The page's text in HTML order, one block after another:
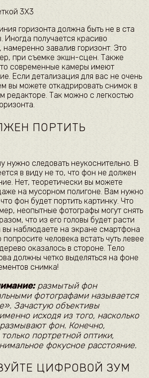
3X3
горизонта должна быть не в ста
Иногда получается красиво
намеренно завалив горизонт. Это
при съемке экшн-сцен. Также
современные камеры имеют
Если детализация для вас не очень
вы можете откадрировать снимок в
редакторе. Так можно с легкостью
ПОРТИТЬ
нужно следовать неукоснительно. В
в виду не то, что фон не должен
Нет, теоретически вы можете
на мусорном полигоне. Вам нужно
фон будет портить картинку. Что
неопытные фотографы могут снять
что из его головы будет расти
вы наблюдаете на экране смартфона
человека встать чуть левее
оказалось в стороне. Тело
должны четко выделяться на фоне
снимка!
размытый фон
фотографами называется
Зачастую объективы
исходя из того, насколько
фон. Конечно,
только портретной оптики,
фокусное расстояние.
ЦИФРОВОЙ ЗУМ